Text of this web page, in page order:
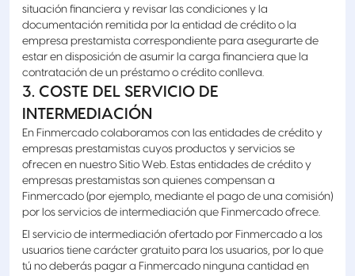
situación financiera y revisar las condiciones y la
documentación remitida por la entidad de crédito o la
empresa prestamista correspondiente para asegurarte de
estar en disposición de asumir la carga financiera que la
contratación de un préstamo o crédito conlleva.
3. COSTE DEL SERVICIO DE
INTERMEDIACIÓN
En Finmercado colaboramos con las entidades de crédito y
empresas prestamistas cuyos productos y servicios se
ofrecen en nuestro Sitio Web. Estas entidades de crédito y
empresas prestamistas son quienes compensan a
Finmercado (por ejemplo, mediante el pago de una comisión)
por los servicios de intermediación que Finmercado ofrece.
El servicio de intermediación ofertado por Finmercado a los
usuarios tiene carácter gratuito para los usuarios, por lo que
tú no deberás pagar a Finmercado ninguna cantidad en